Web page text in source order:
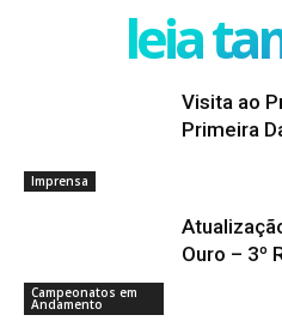
leia
Imprensa
Visita ao
Primeira
Campeonatos em
Andamento
Ouro – 3º